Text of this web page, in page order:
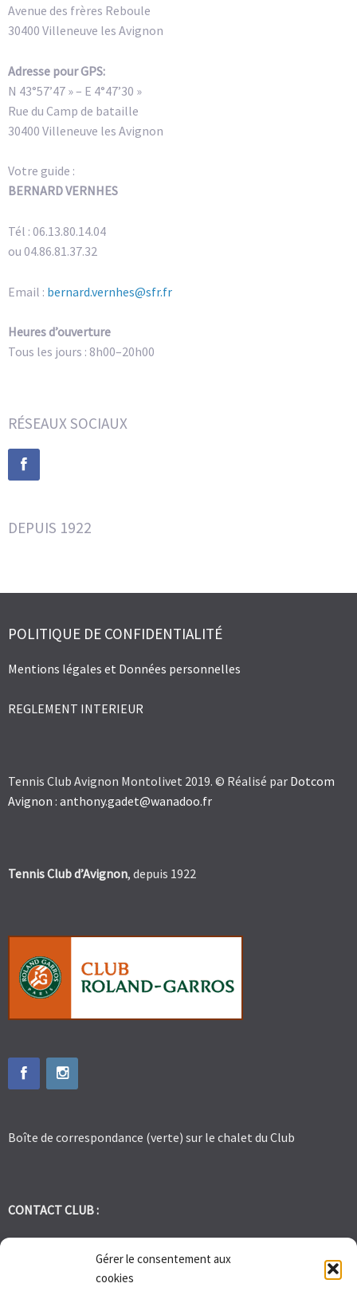
Gérer le consentement aux
cookies
Avenue des frères Reboule
30400 Villeneuve les Avignon
Adresse pour GPS:
N 43°57’47 » – E 4°47’30 »
Rue du Camp de bataille
30400 Villeneuve les Avignon
Votre guide :
BERNARD VERNHES
Tél : 06.13.80.14.04
ou 04.86.81.37.32
Email : bernard.vernhes@sfr.fr
Heures d’ouverture
Tous les jours : 8h00–20h00
RÉSEAUX SOCIAUX
DEPUIS 1922
POLITIQUE DE CONFIDENTIALITÉ
Mentions légales et Données personnelles
REGLEMENT INTERIEUR
Tennis Club Avignon Montolivet 2019. © Réalisé par Dotcom
Avignon : anthony.gadet@wanadoo.fr
Tennis Club d’Avignon, depuis 1922
Boîte de correspondance (verte) sur le chalet du Club
CONTACT CLUB :
tennis.club.avignon@orange.fr